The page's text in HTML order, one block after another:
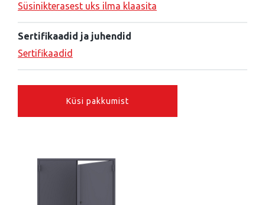
Süsinikterasest uks ilma klaasita
Sertifikaadid ja juhendid
Sertifikaadid
Küsi pakkumist